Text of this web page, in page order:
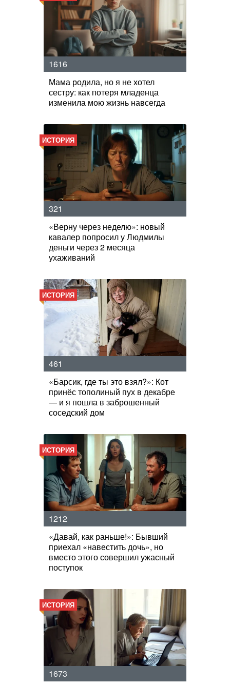
1616
Мама родила, но я не хотел
сестру: как потеря младенца
изменила мою жизнь навсегда
ИСТОРИЯ
321
«Верну через неделю»: новый
кавалер попросил у Людмилы
деньги через 2 месяца
ухаживаний
ИСТОРИЯ
461
«Барсик, где ты это взял?»: Кот
принёс тополиный пух в декабре
— и я пошла в заброшенный
соседский дом
ИСТОРИЯ
1212
«Давай, как раньше!»: Бывший
приехал «навестить дочь», но
вместо этого совершил ужасный
поступок
ИСТОРИЯ
1673